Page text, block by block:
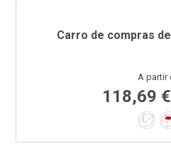
Carro de compras
A partir
118,69 €
Não